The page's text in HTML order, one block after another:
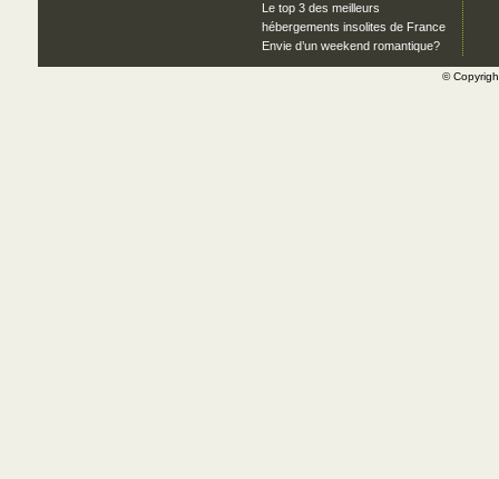
Le top 3 des meilleurs
hébergements insolites de France
Envie d’un weekend romantique?
©